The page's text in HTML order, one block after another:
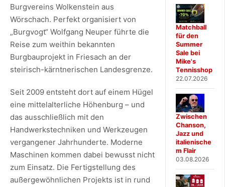
Burgvereins Wolkenstein aus
Wörschach. Perfekt organisiert von
„Burgvogt“ Wolfgang Neuper führte die
Reise zum weithin bekannten
Burgbauprojekt in Friesach an der
steirisch-kärntnerischen Landesgrenze.
Seit 2009 entsteht dort auf einem Hügel
eine mittelalterliche Höhenburg – und
das ausschließlich mit den
Handwerkstechniken und Werkzeugen
vergangener Jahrhunderte. Moderne
Maschinen kommen dabei bewusst nicht
zum Einsatz. Die Fertigstellung des
außergewöhnlichen Projekts ist in rund
Matchball
für den
Summer
Sale bei
Mike's
Tennisshop
22.07.2026
Zwischen
Chanson,
Jazz und
italienische
m Flair
03.08.2026